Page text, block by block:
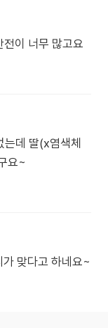
이 너무 많고요
데 딸(x염색체
요~
맞다고 하네요~